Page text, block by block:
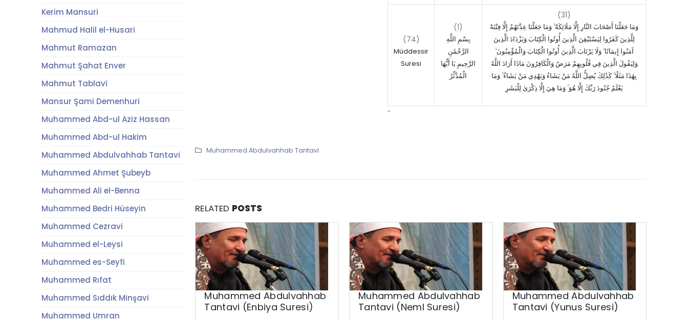
(74)
Müddessir
Suresi
(1)
بِسْمِ اللَّهِ
الرَّحْمَٰنِ
الرَّحِيمِ يَا أَيُّهَا
الْمُدَّثِّرُ
(31)
وَمَا جَعَلْنَا أَصْحَابَ النَّارِ إِلَّا مَلَائِكَةً ۙ وَمَا جَعَلْنَا عِدَّتَهُمْ إِلَّا فِتْنَةً
لِلَّذِينَ كَفَرُوا لِيَسْتَيْقِنَ الَّذِينَ أُوتُوا الْكِتَابَ وَيَزْدَادَ الَّذِينَ
آمَنُوا إِيمَانًا ۙ وَلَا يَرْتَابَ الَّذِينَ أُوتُوا الْكِتَابَ وَالْمُؤْمِنُونَ ۙ
وَلِيَقُولَ الَّذِينَ فِي قُلُوبِهِمْ مَرَضٌ وَالْكَافِرُونَ مَاذَا أَرَادَ اللَّهُ
بِهَٰذَا مَثَلًا ۚ كَذَٰلِكَ يُضِلُّ اللَّهُ مَنْ يَشَاءُ وَيَهْدِي مَنْ يَشَاءُ ۚ وَمَا
يَعْلَمُ جُنُودَ رَبِّكَ إِلَّا هُوَ ۚ وَمَا هِيَ إِلَّا ذِكْرَىٰ لِلْبَشَرِ
“
Muhammed Abdulvahhab Tantavi
RELATED POSTS
Muhammed Abdulvahhab
Tantavi (Enbiya Suresi)
Muhammed Abdulvahhab
Tantavi (Neml Suresi)
Muhammed Abdulvahhab
Tantavi (Yunus Suresi)
Kerim Mansuri
Mahmud Halil el-Husari
Mahmut Ramazan
Mahmut Şahat Enver
Mahmut Tablavi
Mansur Şami Demenhuri
Muhammed Abd-ul Aziz Hassan
Muhammed Abd-ul Hakim
Muhammed Abdulvahhab Tantavi
Muhammed Ahmet Şubeyb
Muhammed Ali el-Benna
Muhammed Bedri Hüseyin
Muhammed Cezravi
Muhammed el-Leysi
Muhammed es-Seyfi
Muhammed Rıfat
Muhammed Sıddık Minşavi
Muhammed Umran